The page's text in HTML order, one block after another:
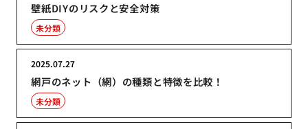
壁紙DIYのリスクと安全対策
未分類
網戸のネット（網）の種類と特徴を比較！
2025.07.27
未分類